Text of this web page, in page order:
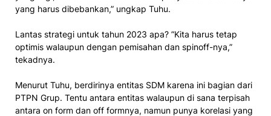
yang harus dibebankan,” ungkap Tuhu.
Lantas strategi untuk tahun 2023 apa? ”Kita harus tetap
optimis walaupun dengan pemisahan dan spinoff-nya,”
tekadnya.
Menurut Tuhu, berdirinya entitas SDM karena ini bagian dari
PTPN Grup. Tentu antara entitas walaupun di sana terpisah
antara on form dan off formnya, namun punya korelasi yang